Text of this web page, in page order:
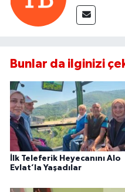
Bunlar da ilginizi
İlk Teleferik Heyecanını Alo
Evlat’la Yaşadılar